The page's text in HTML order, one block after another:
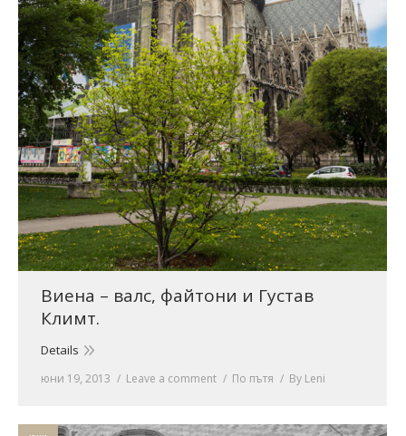
Виена – валс, файтони и Густав
Климт.
Details
юни 19, 2013 Leave a comment По пътя By Leni